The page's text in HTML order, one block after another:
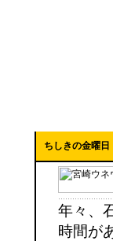
ちしきの金曜日
年々、
時間が